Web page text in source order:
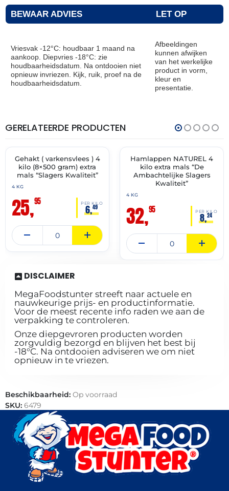
BEWAAR ADVIES LET OP
Vriesvak -12°C: houdbaar 1 maand na
aankoop. Diepvries -18°C: zie
houdbaarheidsdatum. Na ontdooien niet
opnieuw invriezen. Kijk, ruik, proef na de
houdbaarheidsdatum.
Afbeeldingen
kunnen afwijken
van het werkelijke
product in vorm,
kleur en
presentatie.
GERELATEERDE PRODUCTEN
✓ VAST ASSORTIMENT
THT:
13-
Gehakt ( varkensvlees ) 4
kilo (8×500 gram) extra
mals “Slagers Kwaliteit”
4 KG
25,95 PER KILO
6,49
✓ VAST ASSORTIMENT
Hamlappen NATUREL 4
kilo extra mals “De
Ambachtelijke Slagers
Kwaliteit”
4 KG
32,95 PER KILO
8,24
DISCLAIMER
MegaFoodstunter streeft naar actuele en
nauwkeurige prijs- en productinformatie.
Voor de meest recente info raden we aan de
verpakking te controleren.
Onze diepgevroren producten worden
zorgvuldig bezorgd en blijven het best bij
-18°C. Na ontdooien adviseren we om niet
opnieuw in te vriezen.
Beschikbaarheid: Op voorraad
SKU: 6479
Categorie: Groente